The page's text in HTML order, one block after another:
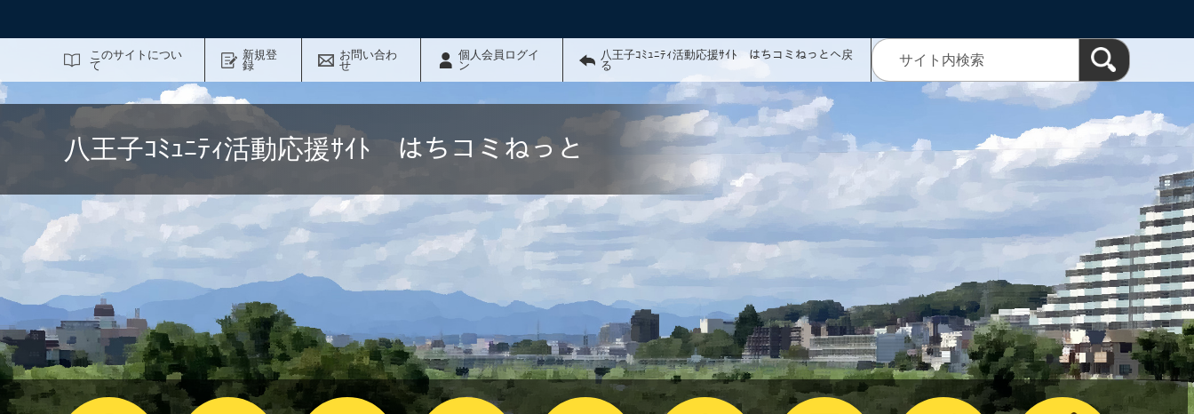
このサイトについ
て
新規登
録
お問い合わ
せ
個人会員ログイ
ン
八王子ｺﾐｭﾆﾃｨ活動応援ｻｲﾄ はちコミねっとへ戻
る
八王子ｺﾐｭﾆﾃｨ活動応援ｻｲﾄ はちコミねっと